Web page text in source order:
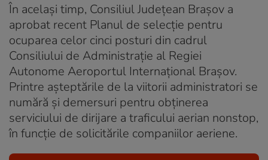
În același timp, Consiliul Județean Brașov a
aprobat recent Planul de selecție pentru
ocuparea celor cinci posturi din cadrul
Consiliului de Administrație al Regiei
Autonome Aeroportul Internațional Brașov.
Printre așteptările de la viitorii administratori se
numără și demersuri pentru obținerea
serviciului de dirijare a traficului aerian nonstop,
în funcție de solicitările companiilor aeriene.